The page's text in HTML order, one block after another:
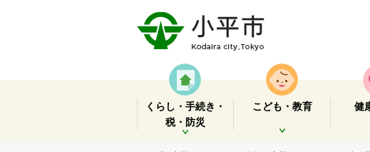
くらし・手続き・
税・防災
こども・教育 健